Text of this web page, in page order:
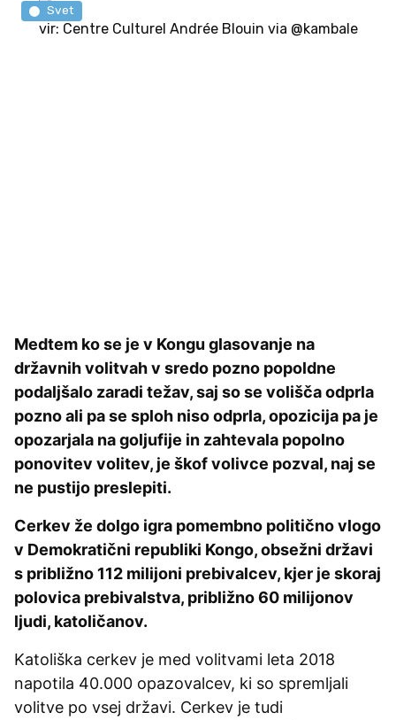
vir: Centre Culturel Andrée Blouin via @kambale
Svet
Medtem ko se je v Kongu glasovanje na
državnih volitvah v sredo pozno popoldne
podaljšalo zaradi težav, saj so se volišča odprla
pozno ali pa se sploh niso odprla, opozicija pa je
opozarjala na goljufije in zahtevala popolno
ponovitev volitev, je škof volivce pozval, naj se
ne pustijo preslepiti.
Cerkev že dolgo igra pomembno politično vlogo
v Demokratični republiki Kongo, obsežni državi
s približno 112 milijoni prebivalcev, kjer je skoraj
polovica prebivalstva, približno 60 milijonov
ljudi, katoličanov.
Katoliška cerkev je med volitvami leta 2018
napotila 40.000 opazovalcev, ki so spremljali
volitve po vsej državi. Cerkev je tudi